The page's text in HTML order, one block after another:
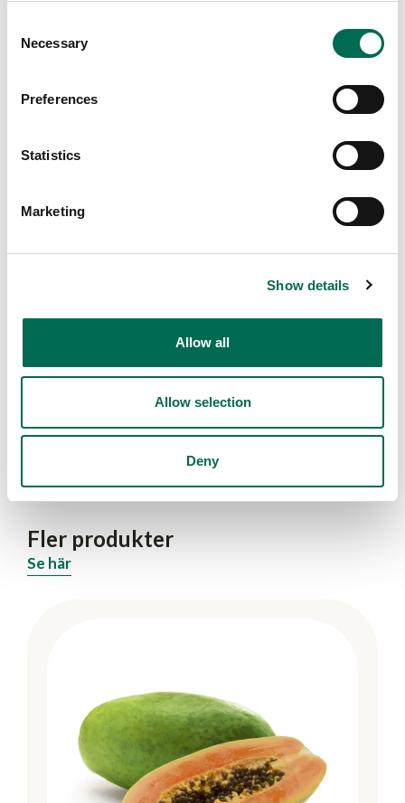
Selection
Necessary
Preferences
Statistics
Marketing
Show details
Allow all
Allow selection
Deny
Partydrinkar
Fisktaco
Fler produkter
Se här